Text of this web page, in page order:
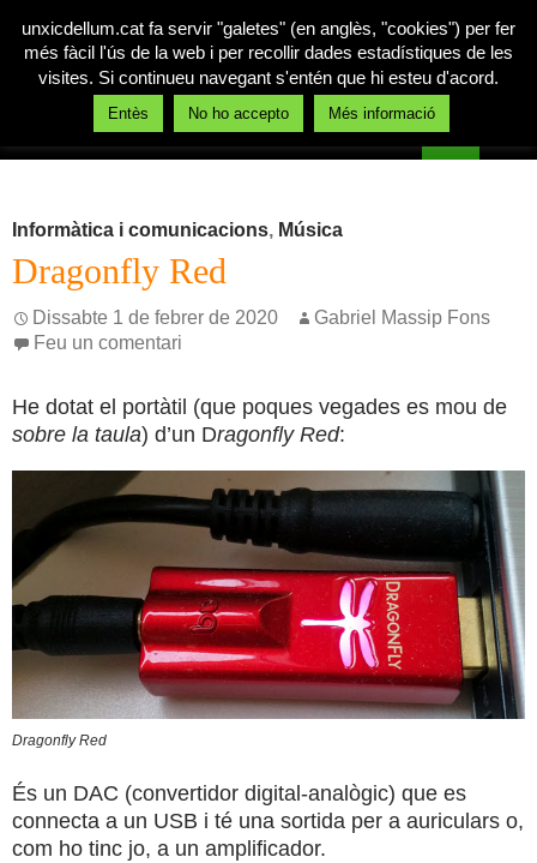
Un xic de llum
Informàtica i comunicacions, Música
Dragonfly Red
Dissabte 1 de febrer de 2020
Gabriel Massip Fons
Feu un comentari
He dotat el portàtil (que poques vegades es mou de
sobre la taula) d’un Dragonfly Red:
Dragonfly Red
És un DAC (convertidor digital-analògic) que es
connecta a un USB i té una sortida per a auriculars o,
com ho tinc jo, a un amplificador.
unxicdellum.cat fa servir "galetes" (en anglès, "cookies") per fer
més fàcil l'ús de la web i per recollir dades estadístiques de les
visites. Si continueu navegant s'entén que hi esteu d'acord.
Entès No ho accepto Més informació